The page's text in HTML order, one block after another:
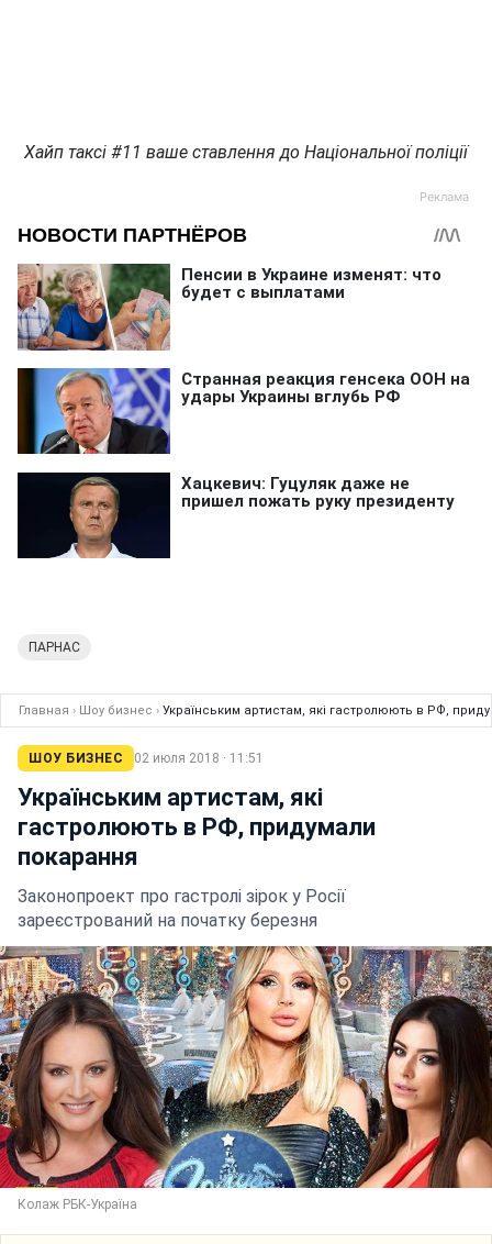
Хайп таксі #11 ваше ставлення до Національної поліції
ПАРНАС
Главная › Шоу бизнес › Українським артистам, які гастролюють в РФ,
ШОУ БИЗНЕС 02 июля 2018 · 11:51
Українським артистам, які
гастролюють в РФ, придумали
покарання
Законопроект про гастролі зірок у Росії
зареєстрований на початку березня
Колаж РБК-Україна